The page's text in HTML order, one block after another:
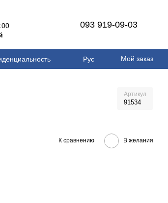
093 919-09-03
Рус Мой заказ
Артикул
91534
К сравнению В желания